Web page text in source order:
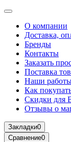
О компании
Доставка,
Бренды
Контакты
Заказать
Поставка
Наши
Как
Скидки для
Отзывы о
Закладки0
Сравнение0